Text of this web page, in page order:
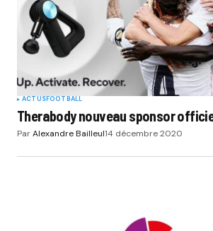
ACTUSFOOTBALL
Therabody nouveau sponsor
ParAlexandre Bailleul14 décembre 2020